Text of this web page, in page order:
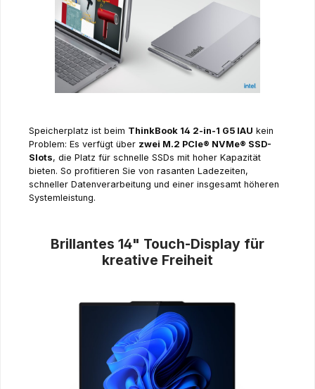
Speicherplatz ist beim ThinkBook 14 2-in-1 G5 IAU kein
Problem: Es verfügt über zwei M.2 PCIe® NVMe® SSD-
Slots, die Platz für schnelle SSDs mit hoher Kapazität
bieten. So profitieren Sie von rasanten Ladezeiten,
schneller Datenverarbeitung und einer insgesamt höheren
Systemleistung.
Brillantes 14" Touch-Display für
kreative Freiheit